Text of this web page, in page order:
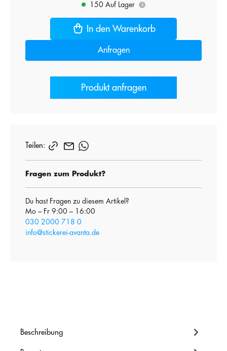
150 Auf Lager i
In den Warenkorb
Anfragen
Produkt anfragen
Teilen:
Fragen zum Produkt?
Du hast Fragen zu diesem Artikel?
Mo – Fr 9:00 – 16:00
030 2000 718 0
info@stickerei-avanta.de
Beschreibung